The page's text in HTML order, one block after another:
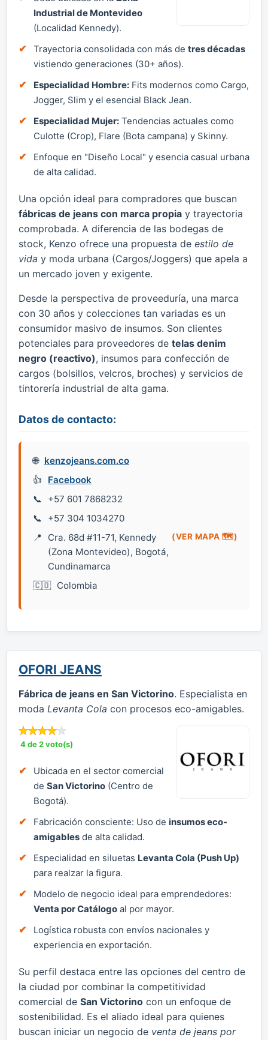
Industrial de Montevideo
(Localidad Kennedy).
Trayectoria consolidada con más de tres décadas
vistiendo generaciones (30+ años).
Especialidad Hombre: Fits modernos como Cargo,
Jogger, Slim y el esencial Black Jean.
Especialidad Mujer: Tendencias actuales como
Culotte (Crop), Flare (Bota campana) y Skinny.
Enfoque en "Diseño Local" y esencia casual urbana
de alta calidad.
Una opción ideal para compradores que buscan
fábricas de jeans con marca propia y trayectoria
comprobada. A diferencia de las bodegas de
stock, Kenzo ofrece una propuesta de estilo de
vida y moda urbana (Cargos/Joggers) que apela a
un mercado joven y exigente.
Desde la perspectiva de proveeduría, una marca
con 30 años y colecciones tan variadas es un
consumidor masivo de insumos. Son clientes
potenciales para proveedores de telas denim
negro (reactivo), insumos para confección de
cargos (bolsillos, velcros, broches) y servicios de
tintorería industrial de alta gama.
Datos de contacto:
kenzojeans.com.co
Facebook
+57 601 7868232
+57 304 1034270
Cra. 68d #11-71, Kennedy
(Zona Montevideo), Bogotá,
Cundinamarca
(VER MAPA 🗺️)
Colombia
OFORI JEANS
Fábrica de jeans en San Victorino. Especialista en
moda Levanta Cola con procesos eco-amigables.
4 de 2 voto(s)
Ubicada en el sector comercial
de San Victorino (Centro de
Bogotá).
Fabricación consciente: Uso de insumos eco-
amigables de alta calidad.
Especialidad en siluetas Levanta Cola (Push Up)
para realzar la figura.
Modelo de negocio ideal para emprendedores:
Venta por Catálogo al por mayor.
Logística robusta con envíos nacionales y
experiencia en exportación.
Su perfil destaca entre las opciones del centro de
la ciudad por combinar la competitividad
comercial de San Victorino con un enfoque de
sostenibilidad. Es el aliado ideal para quienes
buscan iniciar un negocio de venta de jeans por